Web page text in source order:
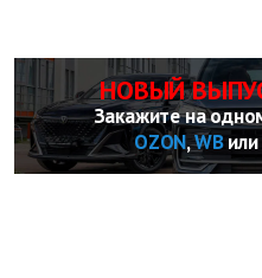
НОВЫЙ
Закажите на
OZON,WBили